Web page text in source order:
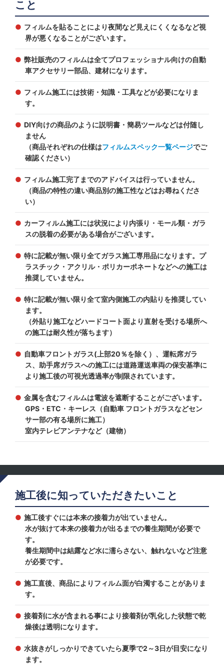
こと
フィルムを貼ることにより夜間など見えにくくなるなど視
界が悪くなることがございます。
弊社販売のフィルムは全てプロフェッショナル向けの自動
車アクセサリー部品、建材になります。
フィルム施工には技術・知識・工具などが必要になりま
す。
DIY向けの商品のように説明書・簡易ツールなどは付随し
ません
（商品それぞれの仕様はフィルムスペック一覧ページでご
確認ください）
フィルム施工完了までのアドバイスは行っていません。
（商品の特性の違い商品別の施工性などはお尋ねくださ
い）
カーフィルム施工には状況により内張り・モール類・ガラ
スの脱着の必要がある場合がございます。
特に記載が無い限り全てガラス施工専用品になります。プ
ラスチック・アクリル・ポリカーポネートなどへの施工は
推奨していません。
特に記載が無い限り全て室内側施工の内貼りを推奨してい
ます。
（外貼り施工などハードコート面より直射を受ける場所へ
の施工は耐久性が落ちます）
自動車フロントガラス(上部20％を除く）、運転席ガラ
ス、助手席ガラスへの施工には道路運送車両の保安基準に
より施工後の可視光透過率が制限されています。
金属を含むフィルムは電波を遮断することがございます。
GPS・ETC・キーレス（自動車 フロントガラスなどセン
サー部の有る場所に施工）
室内テレビアンテナなど（建物）
施工後に知っていただきたいこと
施工後すぐには本来の接着力が出ていません。
水が抜けて本来の接着力が出るまでの養生期間が必要で
す。
養生期間中は結露など水に濡らさない、触れないなど注意
が必要です。
施工直後、商品によりフィルム面が白濁することがありま
す。
接着剤に水が含まれる事により接着剤が乳化した状態で乾
燥後は透明になります。
水抜きがしっかりできていたら夏季で2～3日が目安になり
ます。